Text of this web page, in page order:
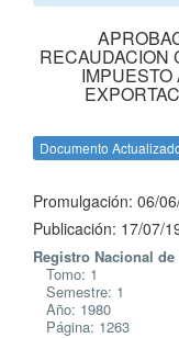
RECAUDACION
Documento
Promulgación: 06/
Publicación: 17/07/
Registro Nacional
Tomo: 1
Semestre: 1
Año: 1980
Página: 1263